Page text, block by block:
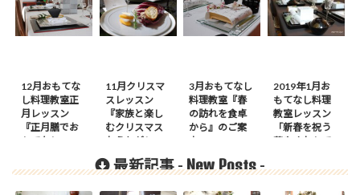
12月おもてな
し料理教室正
月レッスン
『正月膳でお
もてなし』の
11月クリスマ
スレッスン
『家族と楽し
むクリスマス
おうちがレス
トラン』の前
菜は
3月おもてなし
料理教室『春
の訪れを食卓
から』のご案
内
2019年1月お
もてなし料理
教室レッスン
「新春を祝う
華やぐおもて
最新記事 -New Posts-